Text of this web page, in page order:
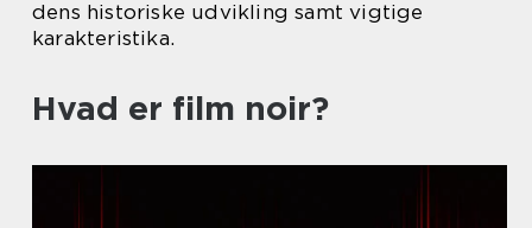
dens historiske udvikling samt vigtige
karakteristika.
Hvad er film noir?